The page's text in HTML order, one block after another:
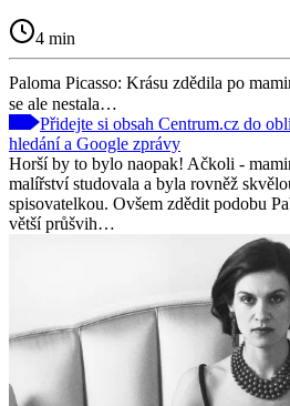
4 min
Paloma Picasso: Krásu zdědila po
se ale nestala…
Přidejte si obsah Centrum.cz do
hledání a Google zprávy
Horší by to bylo naopak! Ačkoli -
malířství studovala a byla rovněž
spisovatelkou. Ovšem zdědit podobu
větší průšvih…